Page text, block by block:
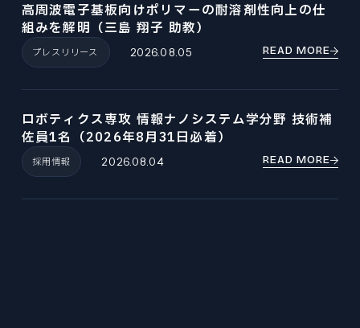
プレスリリース 2026.08.05
高周波電子基板向けポリマーの耐溶剤性向上の仕
組みを解明（三島 翔子 助教）
READ MORE
採用情報 2026.08.04
ロボティクス専攻 情報ナノシステム学分野 技術補
佐員1名（2026年8月31日必着）
READ MORE